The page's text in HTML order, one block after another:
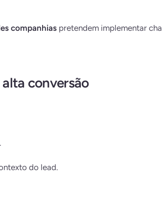
companhias pretendem implementar
conversão
do lead.